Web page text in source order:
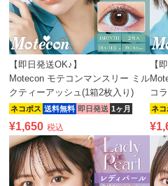
【即日発送OK♪】
Motecon モテコンマンスリー ミル
クティーアッシュ(1箱2枚入り)
ネコポス 送料無料 即日発送 1ヶ月
¥1,650 税込
【
コ
ネコ
¥